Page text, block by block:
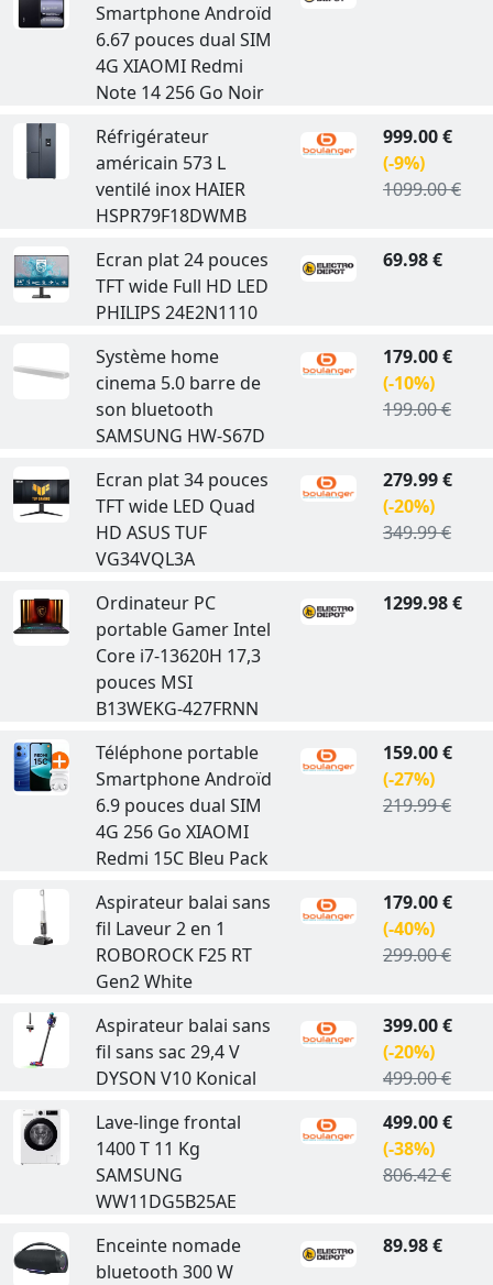
Smartphone Androïd
6.67 pouces dual SIM
4G XIAOMI Redmi
Note 14 256 Go Noir
Réfrigérateur
américain 573 L
ventilé inox HAIER
HSPR79F18DWMB
999.00 €
(-9%)
1099.00 €
Ecran plat 24 pouces
TFT wide Full HD LED
PHILIPS 24E2N1110
69.98 €
Système home
cinema 5.0 barre de
son bluetooth
SAMSUNG HW-S67D
179.00 €
(-10%)
199.00 €
Ecran plat 34 pouces
TFT wide LED Quad
HD ASUS TUF
VG34VQL3A
279.99 €
(-20%)
349.99 €
Ordinateur PC
portable Gamer Intel
Core i7-13620H 17,3
pouces MSI
B13WEKG-427FRNN
1299.98 €
Téléphone portable
Smartphone Androïd
6.9 pouces dual SIM
4G 256 Go XIAOMI
Redmi 15C Bleu Pack
159.00 €
(-27%)
219.99 €
Aspirateur balai sans
fil Laveur 2 en 1
ROBOROCK F25 RT
Gen2 White
179.00 €
(-40%)
299.00 €
Aspirateur balai sans
fil sans sac 29,4 V
DYSON V10 Konical
399.00 €
(-20%)
499.00 €
Lave-linge frontal
1400 T 11 Kg
SAMSUNG
WW11DG5B25AE
499.00 €
(-38%)
806.42 €
Enceinte nomade
bluetooth 300 W
89.98 €